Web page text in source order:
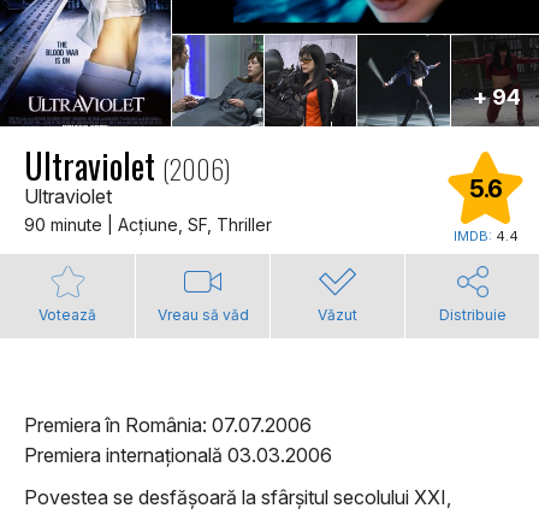
+ 94
Ultraviolet (2006)
Ultraviolet
90 minute | Acţiune, SF, Thriller
5.6
IMDB: 4.4
Votează Vreau să văd Văzut Distribuie
Premiera în România: 07.07.2006
Premiera internațională 03.03.2006
Povestea se desfășoară la sfârșitul secolului XXI,